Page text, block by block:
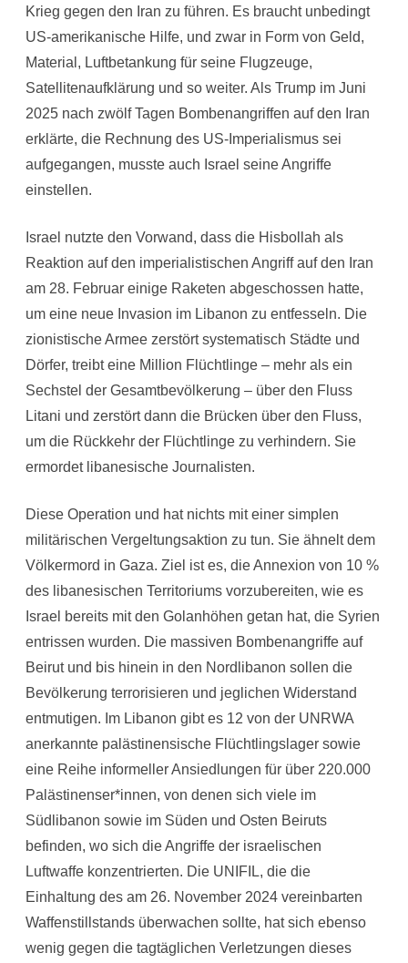
Krieg gegen den Iran zu führen. Es braucht unbedingt
US-amerikanische Hilfe, und zwar in Form von Geld,
Material, Luftbetankung für seine Flugzeuge,
Satellitenaufklärung und so weiter. Als Trump im Juni
2025 nach zwölf Tagen Bombenangriffen auf den Iran
erklärte, die Rechnung des US-Imperialismus sei
aufgegangen, musste auch Israel seine Angriffe
einstellen.
Israel nutzte den Vorwand, dass die Hisbollah als
Reaktion auf den imperialistischen Angriff auf den Iran
am 28. Februar einige Raketen abgeschossen hatte,
um eine neue Invasion im Libanon zu entfesseln. Die
zionistische Armee zerstört systematisch Städte und
Dörfer, treibt eine Million Flüchtlinge – mehr als ein
Sechstel der Gesamtbevölkerung – über den Fluss
Litani und zerstört dann die Brücken über den Fluss,
um die Rückkehr der Flüchtlinge zu verhindern. Sie
ermordet libanesische Journalisten.
Diese Operation und hat nichts mit einer simplen
militärischen Vergeltungsaktion zu tun. Sie ähnelt dem
Völkermord in Gaza. Ziel ist es, die Annexion von 10 %
des libanesischen Territoriums vorzubereiten, wie es
Israel bereits mit den Golanhöhen getan hat, die Syrien
entrissen wurden. Die massiven Bombenangriffe auf
Beirut und bis hinein in den Nordlibanon sollen die
Bevölkerung terrorisieren und jeglichen Widerstand
entmutigen. Im Libanon gibt es 12 von der UNRWA
anerkannte palästinensische Flüchtlingslager sowie
eine Reihe informeller Ansiedlungen für über 220.000
Palästinenser*innen, von denen sich viele im
Südlibanon sowie im Süden und Osten Beiruts
befinden, wo sich die Angriffe der israelischen
Luftwaffe konzentrierten. Die UNIFIL, die die
Einhaltung des am 26. November 2024 vereinbarten
Waffenstillstands überwachen sollte, hat sich ebenso
wenig gegen die tagtäglichen Verletzungen dieses